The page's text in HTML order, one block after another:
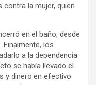
la mujer, quien
en el baño, desde
los
a la dependencia
se había llevado el
y dinero en efectivo